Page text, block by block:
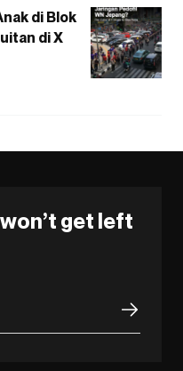
di Blok
di X
get left